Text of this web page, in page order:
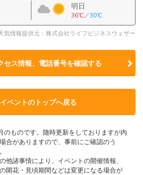
明日
36℃／30℃
気情報提供元：株式会社ライフビジネスウェザー
セス情報、電話番号を確認する
ベントのトップへ戻る
ものです。随時更新をしておりますが内
合がありますので、事前にご確認のう
他諸事情により、イベントの開催情報、
開花・見頃期間などは変更になる場合が